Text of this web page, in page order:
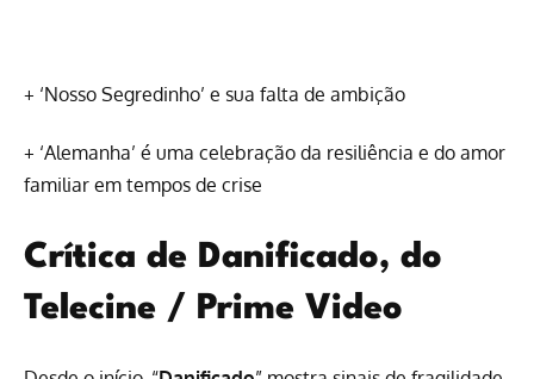
+ ‘Nosso Segredinho’ e sua falta de ambição
+ ‘Alemanha’ é uma celebração da resiliência e do amor
familiar em tempos de crise
Crítica de Danificado, do
Telecine / Prime Video